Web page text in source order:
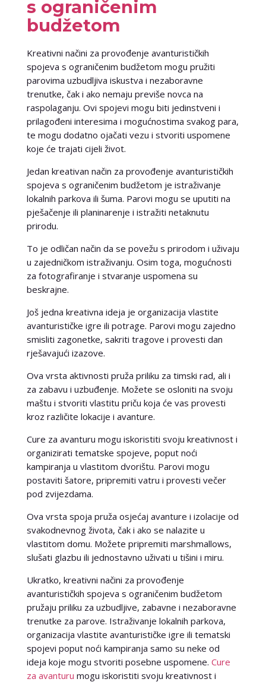
s ograničenim
budžetom
Kreativni načini za provođenje avanturističkih
spojeva s ograničenim budžetom mogu pružiti
parovima uzbudljiva iskustva i nezaboravne
trenutke, čak i ako nemaju previše novca na
raspolaganju. Ovi spojevi mogu biti jedinstveni i
prilagođeni interesima i mogućnostima svakog para,
te mogu dodatno ojačati vezu i stvoriti uspomene
koje će trajati cijeli život.
Jedan kreativan način za provođenje avanturističkih
spojeva s ograničenim budžetom je istraživanje
lokalnih parkova ili šuma. Parovi mogu se uputiti na
pješačenje ili planinarenje i istražiti netaknutu
prirodu.
To je odličan način da se povežu s prirodom i uživaju
u zajedničkom istraživanju. Osim toga, mogućnosti
za fotografiranje i stvaranje uspomena su
beskrajne.
Još jedna kreativna ideja je organizacija vlastite
avanturističke igre ili potrage. Parovi mogu zajedno
smisliti zagonetke, sakriti tragove i provesti dan
rješavajući izazove.
Ova vrsta aktivnosti pruža priliku za timski rad, ali i
za zabavu i uzbuđenje. Možete se osloniti na svoju
maštu i stvoriti vlastitu priču koja će vas provesti
kroz različite lokacije i avanture.
Cure za avanturu mogu iskoristiti svoju kreativnost i
organizirati tematske spojeve, poput noći
kampiranja u vlastitom dvorištu. Parovi mogu
postaviti šatore, pripremiti vatru i provesti večer
pod zvijezdama.
Ova vrsta spoja pruža osjećaj avanture i izolacije od
svakodnevnog života, čak i ako se nalazite u
vlastitom domu. Možete pripremiti marshmallows,
slušati glazbu ili jednostavno uživati u tišini i miru.
Ukratko, kreativni načini za provođenje
avanturističkih spojeva s ograničenim budžetom
pružaju priliku za uzbudljive, zabavne i nezaboravne
trenutke za parove. Istraživanje lokalnih parkova,
organizacija vlastite avanturističke igre ili tematski
spojevi poput noći kampiranja samo su neke od
ideja koje mogu stvoriti posebne uspomene. Cure
za avanturu mogu iskoristiti svoju kreativnost i